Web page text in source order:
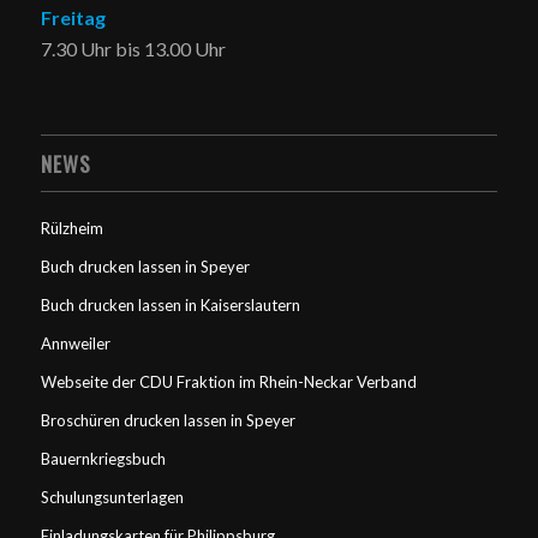
Freitag
7.30 Uhr bis 13.00 Uhr
NEWS
Rülzheim
Buch drucken lassen in Speyer
Buch drucken lassen in Kaiserslautern
Annweiler
Webseite der CDU Fraktion im Rhein-Neckar Verband
Broschüren drucken lassen in Speyer
Bauernkriegsbuch
Schulungsunterlagen